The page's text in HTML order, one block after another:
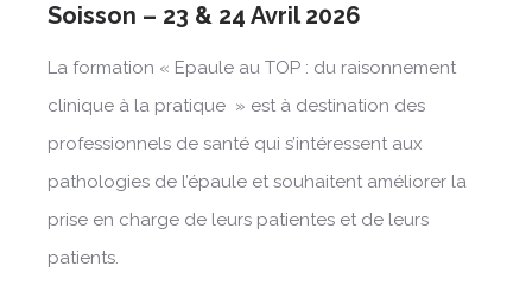
Soisson – 23 & 24 Avril 2026
La formation « Epaule au TOP : du raisonnement
clinique à la pratique » est à destination des
professionnels de santé qui s’intéressent aux
pathologies de l’épaule et souhaitent améliorer la
prise en charge de leurs patientes et de leurs
patients.